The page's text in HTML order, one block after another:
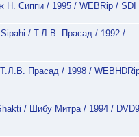
Н. Сиппи / 1995 / WEBRip / SDI
/ Т.Л.В. Прасад / 1992 /
Прасад / 1998 /
/ Шибу Митра / 1994 /